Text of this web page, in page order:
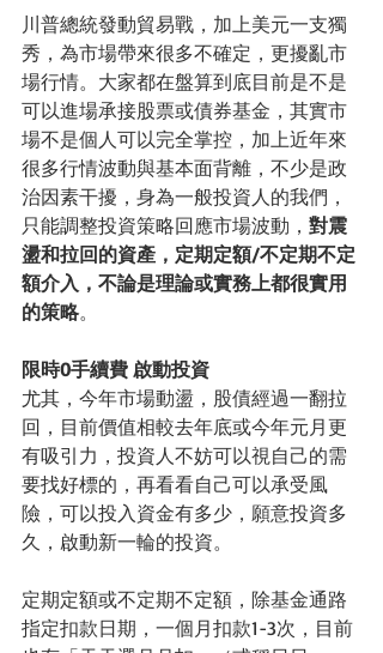
川普總統發動貿易戰，加上美元一支獨
秀，為市場帶來很多不確定，更擾亂市
場行情。大家都在盤算到底目前是不是
可以進場承接股票或債券基金，其實市
場不是個人可以完全掌控，加上近年來
很多行情波動與基本面背離，不少是政
治因素干擾，身為一般投資人的我們，
只能調整投資策略回應市場波動， 對震
盪和拉回的資產，定期定額/不定期不定
額介入，不論是理論或實務上都很實用
的策略。
限時0手續費 啟動投資
尤其，今年市場動盪，股債經過一翻拉
回，目前價值相較去年底或今年元月更
有吸引力，投資人不妨可以視自己的需
要找好標的，再看看自己可以承受風
險，可以投入資金有多少，願意投資多
久，啟動新一輪的投資。
定期定額或不定期不定額，除基金通路
指定扣款日期，一個月扣款1-3次，目前